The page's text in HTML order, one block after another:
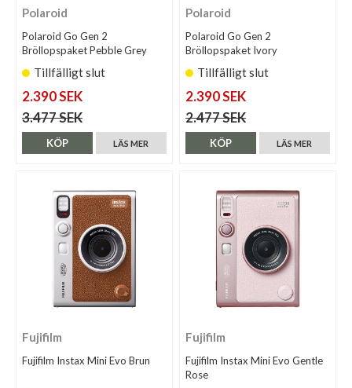
Polaroid
Polaroid Go Gen 2
Bröllopspaket Pebble Grey
Tillfälligt slut
2.390 SEK
3.477 SEK
LÄS MER
KÖP
Polaroid
Polaroid Go Gen 2
Bröllopspaket Ivory
Tillfälligt slut
2.390 SEK
2.477 SEK
LÄS MER
KÖP
Fujifilm
Fujifilm Instax Mini Evo Brun
Fujifilm
Fujifilm Instax Mini Evo Gentle
Rose